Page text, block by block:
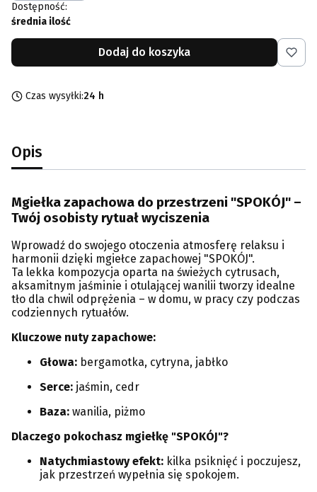
Dostępność:
średnia ilość
Dodaj do koszyka
Czas wysyłki:24 h
Opis
Mgiełka zapachowa do przestrzeni "SPOKÓJ" –
Twój osobisty rytuał wyciszenia
Wprowadź do swojego otoczenia atmosferę relaksu i
harmonii dzięki mgiełce zapachowej "SPOKÓJ".
Ta lekka kompozycja oparta na świeżych cytrusach,
aksamitnym jaśminie i otulającej wanilii tworzy idealne
tło dla chwil odprężenia – w domu, w pracy czy podczas
codziennych rytuałów.
Kluczowe nuty zapachowe:
Głowa: bergamotka, cytryna, jabłko
Serce: jaśmin, cedr
Baza: wanilia, piżmo
Dlaczego pokochasz mgiełkę "SPOKÓJ"?
Natychmiastowy efekt: kilka psiknięć i poczujesz,
jak przestrzeń wypełnia się spokojem.